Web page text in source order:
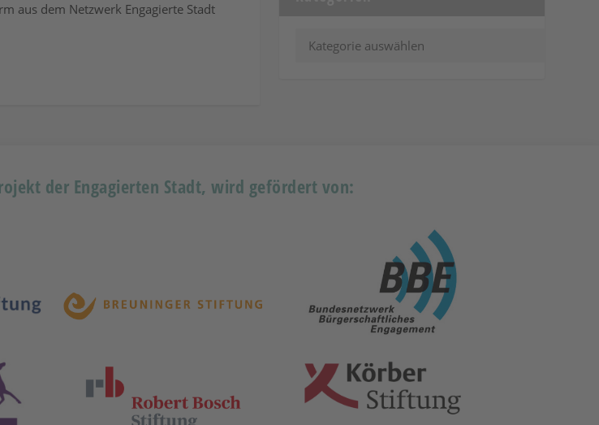
aus dem Netzwerk Engagierte Stadt
der Engagierten Stadt, wird gefördert von: